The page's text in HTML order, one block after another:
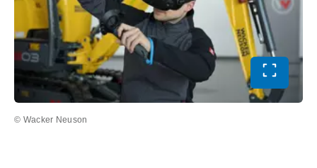
Vollbild
© Wacker Neuson